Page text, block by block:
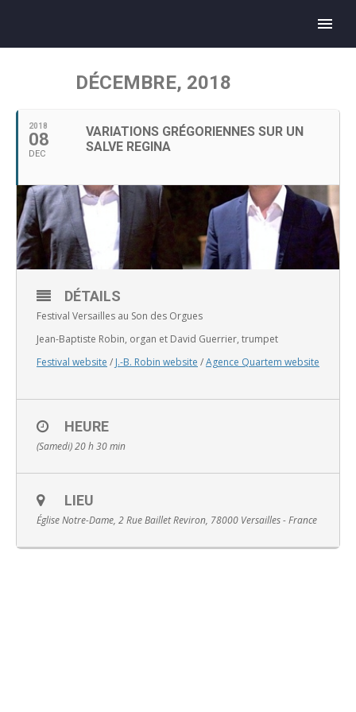
English
DÉCEMBRE, 2018
2018
08
DEC
VARIATIONS GRÉGORIENNES SUR UN
SALVE REGINA
DÉTAILS
Festival Versailles au Son des Orgues
Jean-Baptiste Robin, organ et David Guerrier, trumpet
Festival website / J.-B. Robin website /Agence Quartem website
HEURE
(Samedi) 20 h 30 min
LIEU
Église Notre-Dame, 2 Rue Baillet Reviron, 78000 Versailles - France